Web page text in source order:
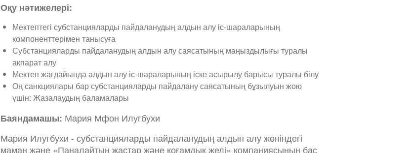
Оқу нәтижелері:
Мектептегі субстанцияларды пайдаланудың алдын алу іс-шараларының
компоненттерімен танысуға
Субстанцияларды пайдаланудың алдын алу саясатының маңыздылығы туралы
ақпарат алу
Мектеп жағдайында алдын алу іс-шараларының іске асырылу барысы туралы білу
Оң санкциялары бар субстанцияларды пайдалану саясатының бұзылуын жою
үшін: Жазалаудың баламалары
Баяндамашы: Мария Мфон Илугбухи
Мария Илугбухи - субстанцияларды пайдаланудың алдын алу жөніндегі
маман және «Паналайтын жастар және қоғамдық желі» компаниясының бас